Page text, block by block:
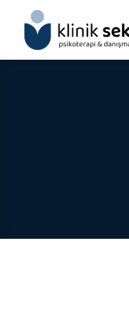
content